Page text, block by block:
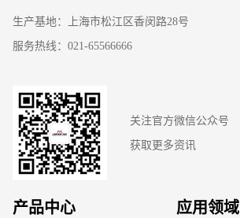
生产基地：上海市松江区香闵路28号
服务热线：021-65566666
关注官方微信公众号
获取更多资讯
产品中心 应用领域